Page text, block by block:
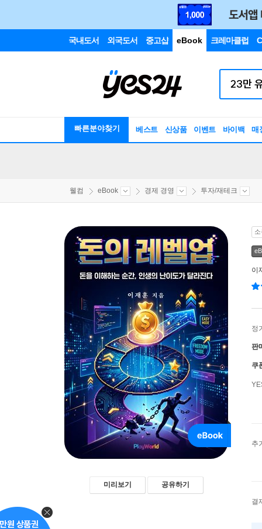
국내도서 외국도서 중고샵 eBook 크레마클럽
빠른분야찾기 베스트 신상품 이벤트 바이백 매
웰컴 eBook 경제 경영 투자/재테크
미리보기 공유하기
이
정
판
쿠
추
결